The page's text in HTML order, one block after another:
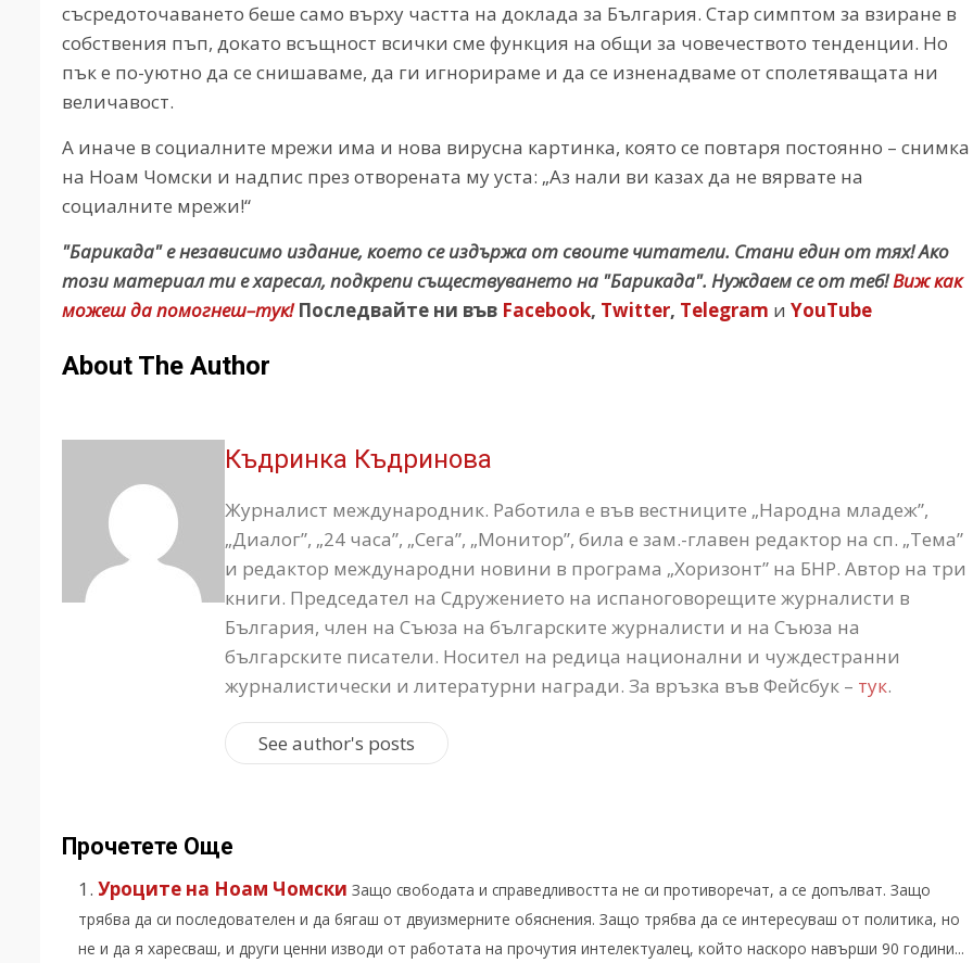
съсредоточаването беше само върху частта на доклада за България. Стар симптом за взиране в
собствения пъп, докато всъщност всички сме функция на общи за човечеството тенденции. Но
пък е по-уютно да се снишаваме, да ги игнорираме и да се изненадваме от сполетяващата ни
величавост.
А иначе в социалните мрежи има и нова вирусна картинка, която се повтаря постоянно – снимка
на Ноам Чомски и надпис през отворената му уста: „Аз нали ви казах да не вярвате на
социалните мрежи!“
"Барикада" е независимо издание, което се издържа от своите читатели. Стани един от тях! Ако
този материал ти е харесал, подкрепи съществуването на "Барикада". Нуждаем се от теб!Виж как
можеш да помогнеш–тук! Последвайте ни във Facebook, Twitter, Telegram и YouTube
About The Author
Къдринка Къдринова
Журналист международник. Работила е във вестниците „Народна младеж”,
„Диалог”, „24 часа”, „Сега”, „Монитор”, била е зам.-главен редактор на сп. „Тема”
и редактор международни новини в програма „Хоризонт” на БНР. Автор на три
книги. Председател на Сдружението на испаноговорещите журналисти в
България, член на Съюза на българските журналисти и на Съюза на
българските писатели. Носител на редица национални и чуждестранни
журналистически и литературни награди. За връзка във Фейсбук – тук.
See author's posts
Прочетете Още
Уроците на Ноам Чомски Защо свободата и справедливостта не си противоречат, а се допълват. Защо
трябва да си последователен и да бягаш от двуизмерните обяснения. Защо трябва да се интересуваш от политика, но
не и да я харесваш, и други ценни изводи от работата на прочутия интелектуалец, който наскоро навърши 90 години...